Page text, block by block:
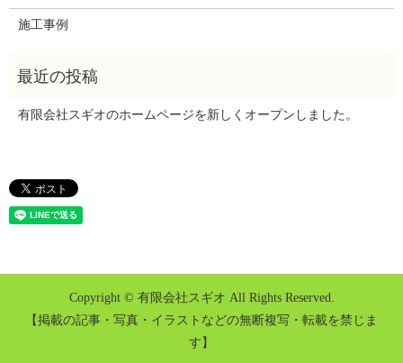
施工事例
有限会社スギオのホームページを新しくオープンしました。
Copyright © 有限会社スギオ All Rights Reserved.
【掲載の記事・写真・イラストなどの無断複写・転載を禁じま
す】